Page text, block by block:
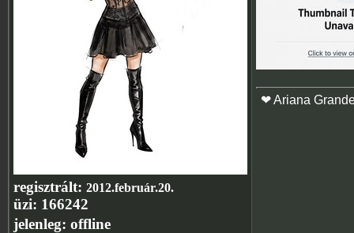
regisztrált: 2012.február.20.
üzi: 166242
jelenleg: offline
❤ Ariana